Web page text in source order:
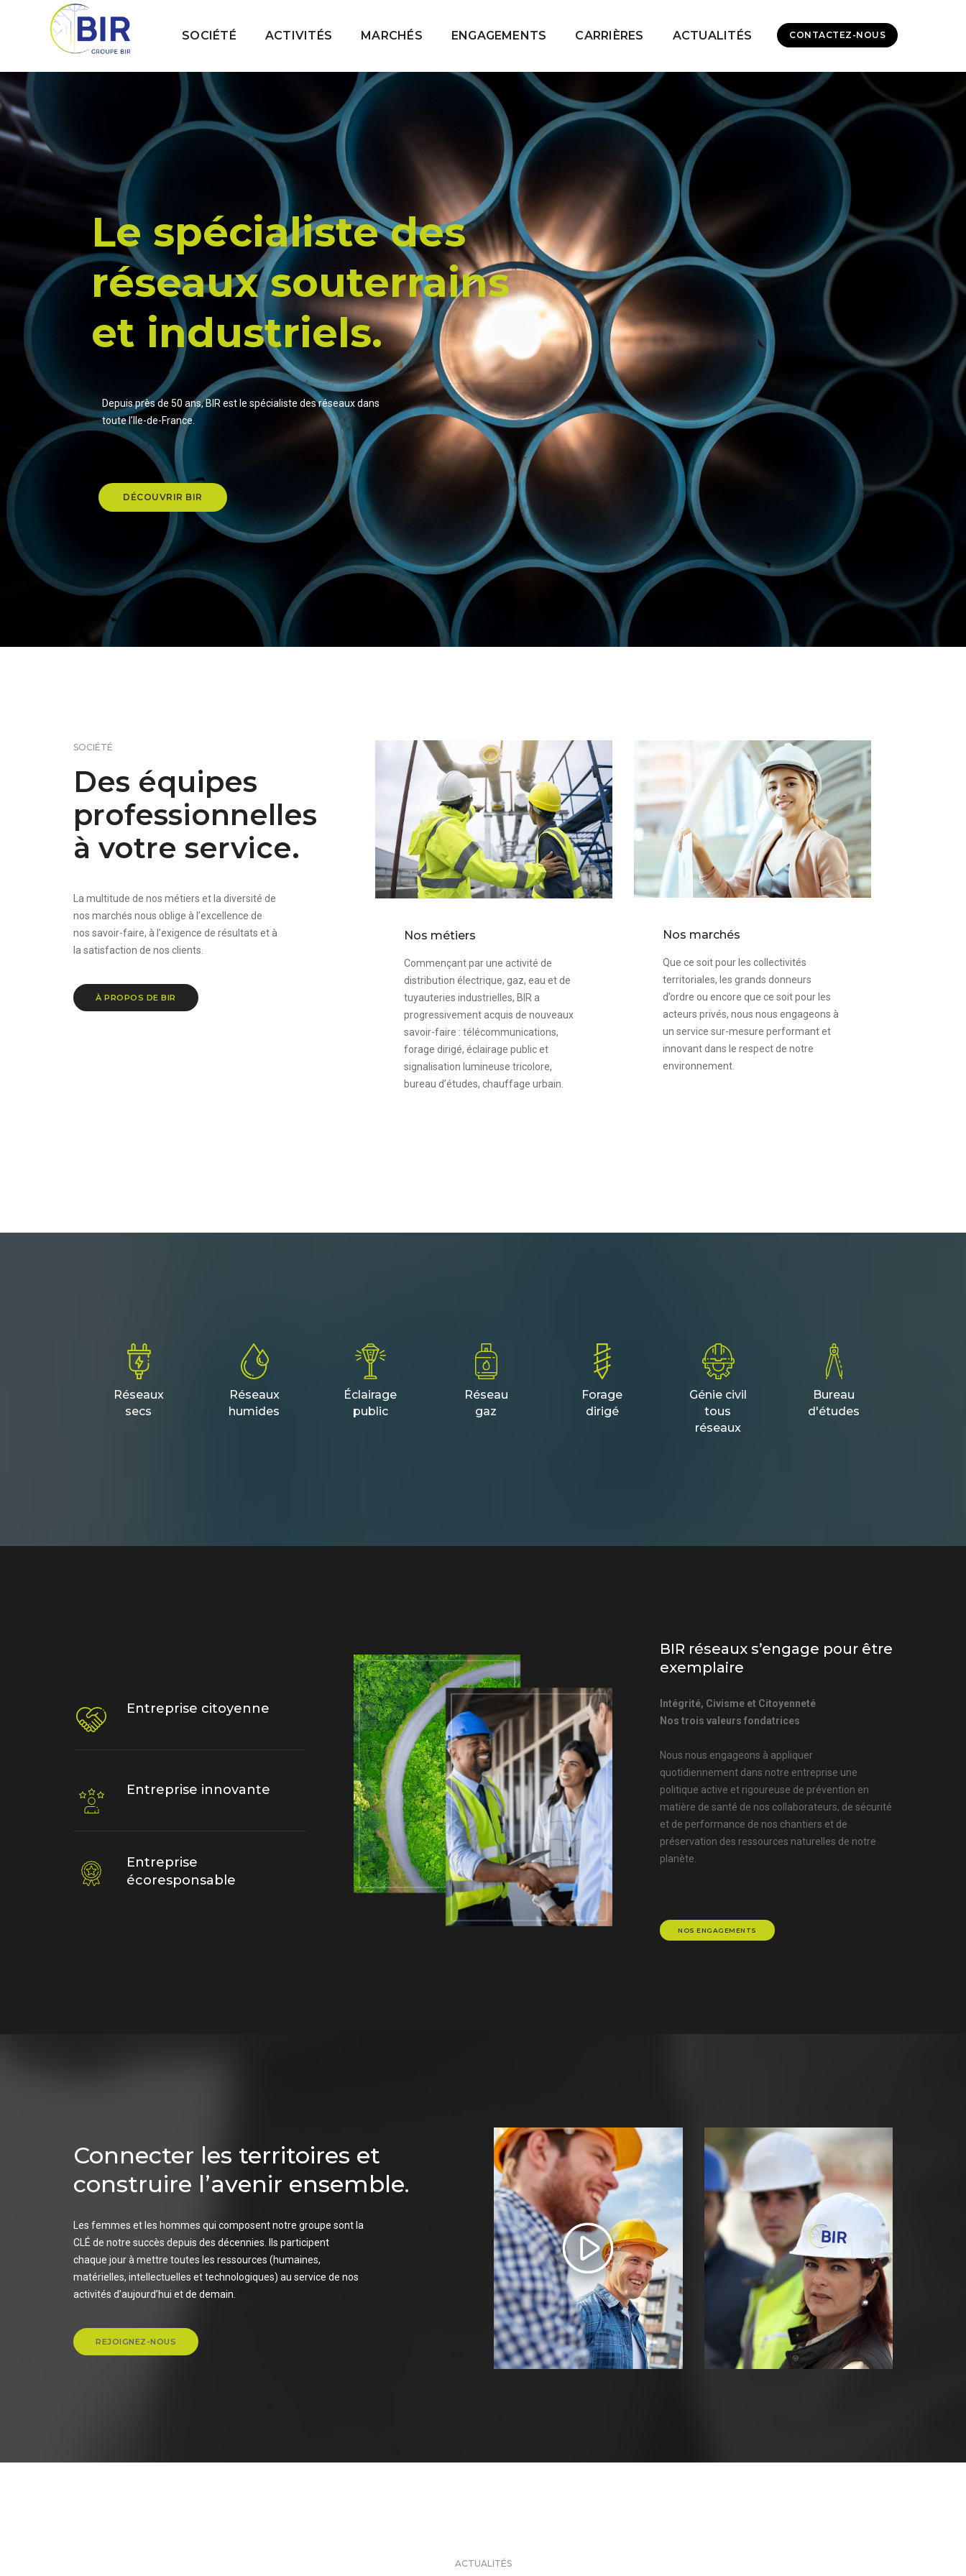
SOCIÉTÉ ACTIVITÉS MARCHÉS ENGAGEMENTS CARRIÈRES ACTUALITÉS CONTACTEZ-NOUS
Le spécialiste des
réseaux souterrains
et industriels.
Depuis près de 50 ans, BIR est le spécialiste des réseaux dans
toute l’Ile-de-France.
DÉCOUVRIR BIR
SOCIÉTÉ
Des équipes
professionnelles
à votre service.
La multitude de nos métiers et la diversité de
nos marchés nous oblige à l’excellence de
nos savoir-faire, à l’exigence de résultats et à
la satisfaction de nos clients.
À PROPOS DE BIR
Nos métiers
Commençant par une activité de
distribution électrique, gaz, eau et de
tuyauteries industrielles, BIR a
progressivement acquis de nouveaux
savoir-faire : télécommunications,
forage dirigé, éclairage public et
signalisation lumineuse tricolore,
bureau d’études, chauffage urbain.
Nos marchés
Que ce soit pour les collectivités
territoriales, les grands donneurs
d’ordre ou encore que ce soit pour les
acteurs privés, nous nous engageons à
un service sur-mesure performant et
innovant dans le respect de notre
environnement.
Réseaux
secs
Réseaux
humides
Éclairage
public
Réseau
gaz
Forage
dirigé
Génie civil
tous
réseaux
Bureau
d'études
Entreprise citoyenne
Entreprise innovante
Entreprise
écoresponsable
BIR réseaux s’engage pour être
exemplaire
Intégrité, Civisme et Citoyenneté
Nos trois valeurs fondatrices
Nous nous engageons à appliquer
quotidiennement dans notre entreprise une
politique active et rigoureuse de prévention en
matière de santé de nos collaborateurs, de sécurité
et de performance de nos chantiers et de
préservation des ressources naturelles de notre
planète.
NOS ENGAGEMENTS
Connecter les territoires et
construire l’avenir ensemble.
Les femmes et les hommes qui composent notre groupe sont la
CLÉ de notre succès depuis des décennies. Ils participent
chaque jour à mettre toutes les ressources (humaines,
matérielles, intellectuelles et technologiques) au service de nos
activités d’aujourd’hui et de demain.
REJOIGNEZ-NOUS
ACTUALITÉS